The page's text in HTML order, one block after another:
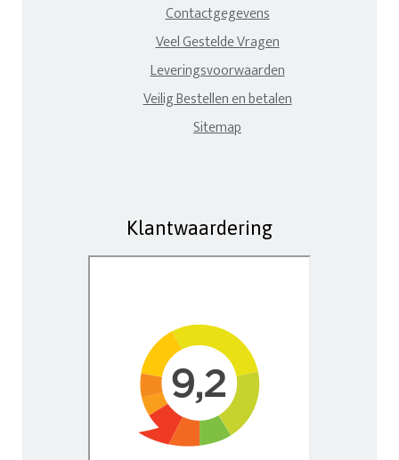
Contactgegevens
Veel Gestelde Vragen
Leveringsvoorwaarden
Veilig Bestellen en betalen
Sitemap
Klantwaardering